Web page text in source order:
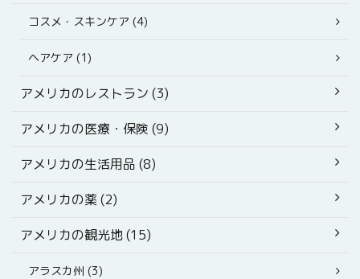
コスメ・スキンケア (4)
ヘアケア (1)
アメリカのレストラン (3)
アメリカの医療・保険 (9)
アメリカの生活用品 (8)
アメリカの薬 (2)
アメリカの観光地 (15)
アラスカ州 (3)